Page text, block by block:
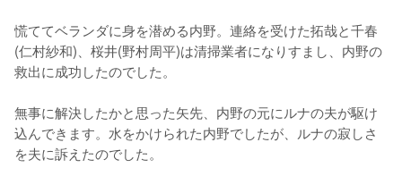
慌ててベランダに身を潜める内野。連絡を受けた拓哉と千春
(仁村紗和)、桜井(野村周平)は清掃業者になりすまし、内野の
救出に成功したのでした。
無事に解決したかと思った矢先、内野の元にルナの夫が駆け
込んできます。水をかけられた内野でしたが、ルナの寂しさ
を夫に訴えたのでした。